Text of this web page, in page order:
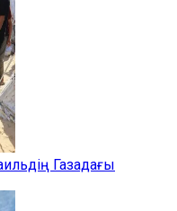
Газадағы